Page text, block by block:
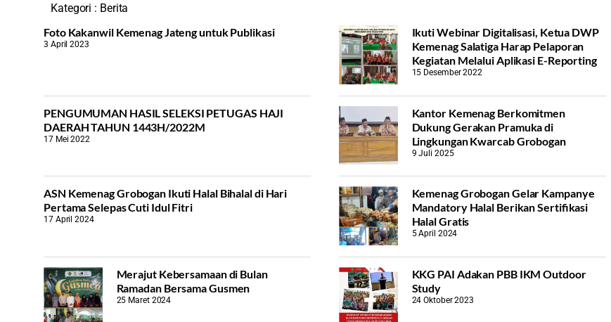
Kategori : Berita
Foto Kakanwil Kemenag Jateng untuk Publikasi
3 April 2023
Ikuti Webinar Digitalisasi, Ketua DWP
Kemenag Salatiga Harap Pelaporan
Kegiatan Melalui Aplikasi E-Reporting
15 Desember 2022
PENGUMUMAN HASIL SELEKSI PETUGAS HAJI
DAERAH TAHUN 1443H/2022M
17 Mei 2022
Kantor Kemenag Berkomitmen
Dukung Gerakan Pramuka di
Lingkungan Kwarcab Grobogan
9 Juli 2025
ASN Kemenag Grobogan Ikuti Halal Bihalal di Hari
Pertama Selepas Cuti Idul Fitri
17 April 2024
Kemenag Grobogan Gelar Kampanye
Mandatory Halal Berikan Sertifikasi
Halal Gratis
5 April 2024
Merajut Kebersamaan di Bulan
Ramadan Bersama Gusmen
25 Maret 2024
KKG PAI Adakan PBB IKM Outdoor
Study
24 Oktober 2023